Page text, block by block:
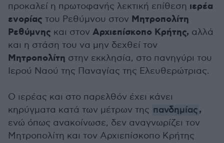
προκαλεί η πρωτοφανής λεκτική επίθεση ιερέα
ενορίας του Ρεθύμνου στον Μητροπολίτη
Ρεθύμνης και στον Αρχιεπίσκοπο Κρήτης, αλλά
και η στάση του να μην δεχθεί τον
Μητροπολίτη στην εκκλησία, στο πανηγύρι του
Ιερού Ναού της Παναγίας της Ελευθερώτριας.
Ο ιερέας και στο παρελθόν έχει κάνει
κηρύγματα κατά των μέτρων της πανδημίας,
ενώ όπως ανακοίνωσε, δεν αναγνωρίζει τον
Μητροπολίτη και τον Αρχιεπίσκοπο Κρήτης